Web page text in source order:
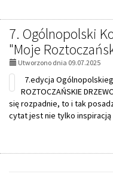
7. Ogólnopolski
"Moje
Utworzono dnia 09.07.2025
7.edycja
ROZTOCZAŃSKIE
się rozpadnie, to i tak
cytat jest nie tylko